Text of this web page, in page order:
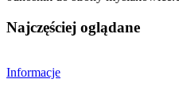
Najczęściej oglądane
Informacje